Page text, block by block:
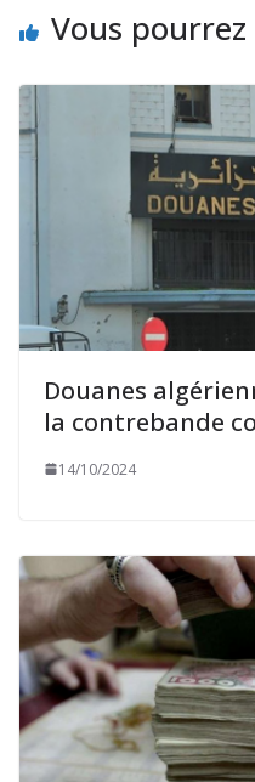
Vous
Douanes
la contrebande
14/10/2024